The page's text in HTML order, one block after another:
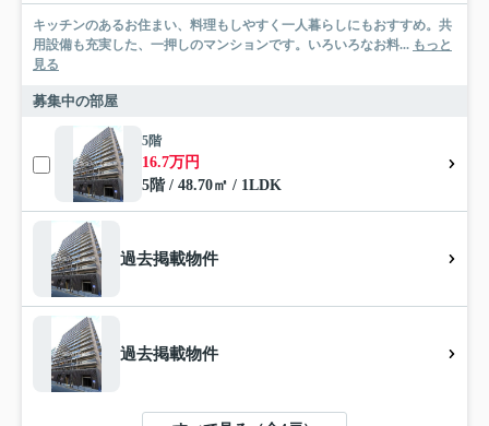
キッチンのあるお住まい、料理もしやすく一人暮らしにもおすすめ。共
用設備も充実した、一押しのマンションです。いろいろなお料... もっと
見る
募集中の部屋
5階
16.7万円
5階 / 48.70㎡ / 1LDK
過去掲載物件
過去掲載物件